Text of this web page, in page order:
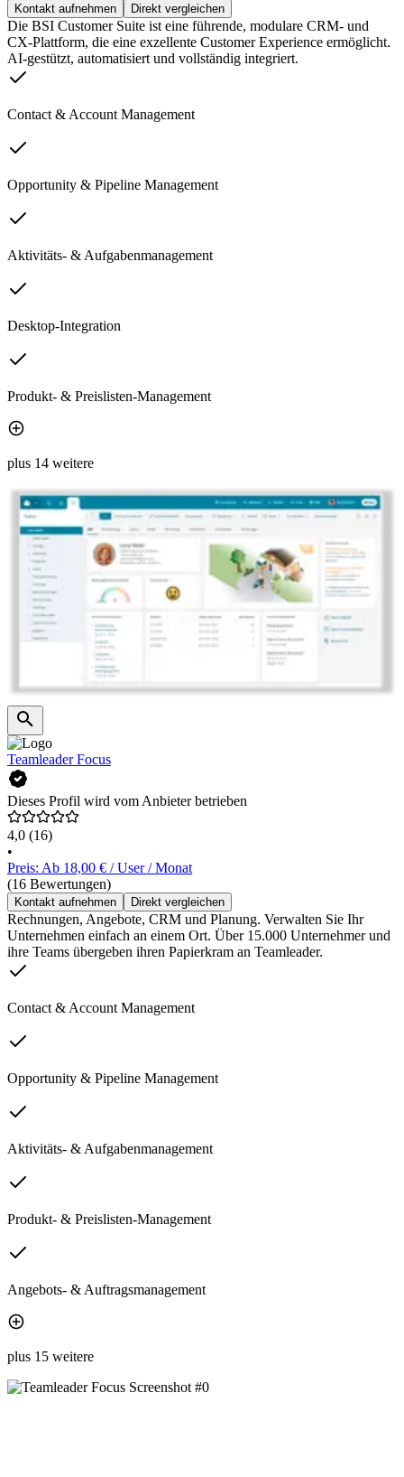
Kontakt aufnehmen Direkt vergleichen
Die BSI Customer Suite ist eine führende, modulare CRM- und
CX-Plattform, die eine exzellente Customer Experience ermöglicht.
AI-gestützt, automatisiert und vollständig integriert.
Contact & Account Management
Opportunity & Pipeline Management
Aktivitäts- & Aufgabenmanagement
Desktop-Integration
Produkt- & Preislisten-Management
plus 14 weitere
Teamleader Focus
Dieses Profil wird vom Anbieter betrieben
4,0 (16)
•
Preis: Ab 18,00 € / User / Monat
(16 Bewertungen)
Kontakt aufnehmen Direkt vergleichen
Rechnungen, Angebote, CRM und Planung. Verwalten Sie Ihr
Unternehmen einfach an einem Ort. Über 15.000 Unternehmer und
ihre Teams übergeben ihren Papierkram an Teamleader.
Contact & Account Management
Opportunity & Pipeline Management
Aktivitäts- & Aufgabenmanagement
Produkt- & Preislisten-Management
Angebots- & Auftragsmanagement
plus 15 weitere